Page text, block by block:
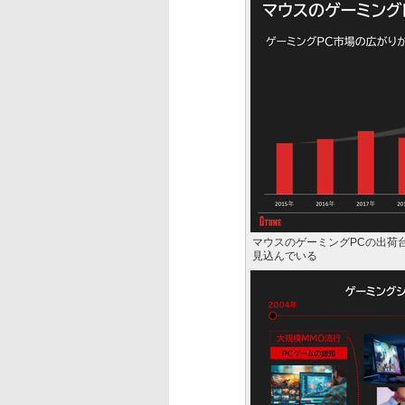
マウスのゲーミングPCの出荷
見込んでいる